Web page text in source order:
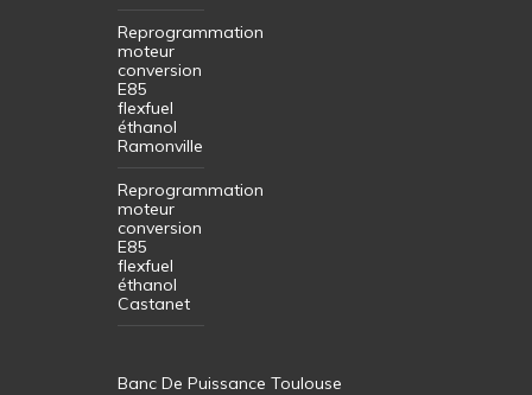
Reprogrammation
moteur
conversion
E85
flexfuel
éthanol
Ramonville
Reprogrammation
moteur
conversion
E85
flexfuel
éthanol
Castanet
Banc De Puissance Toulouse